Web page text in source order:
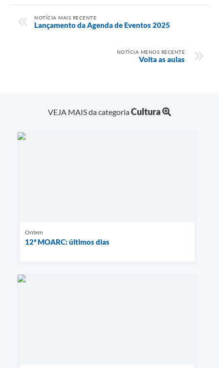
NOTÍCIA MAIS RECENTE
Lançamento da Agenda de Eventos 2025
NOTÍCIA MENOS RECENTE
Volta as aulas
VEJA MAIS da categoriaCultura
Ontem
12ª MOARC: últimos dias